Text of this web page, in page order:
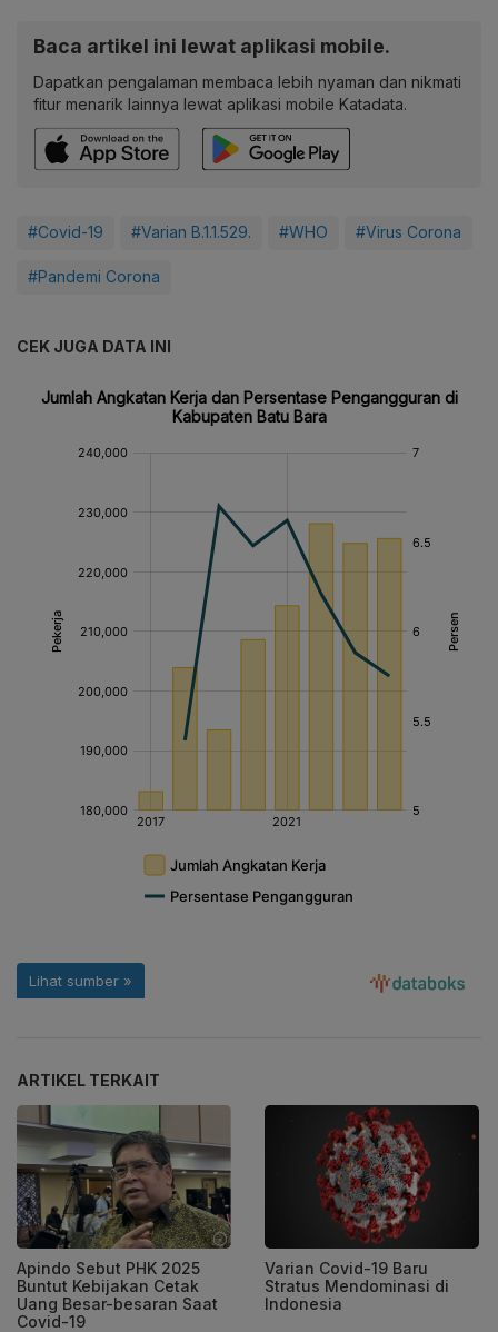
Baca artikel ini lewat aplikasi mobile.
Dapatkan pengalaman membaca lebih nyaman dan nikmati
fitur menarik lainnya lewat aplikasi mobile Katadata.
#Covid-19 #Varian B.1.1.529. #WHO #Virus Corona
#Pandemi Corona
CEK JUGA DATA INI
ARTIKEL TERKAIT
Apindo Sebut PHK 2025
Buntut Kebijakan Cetak
Uang Besar-besaran Saat
Covid-19
Varian Covid-19 Baru
Stratus Mendominasi di
Indonesia